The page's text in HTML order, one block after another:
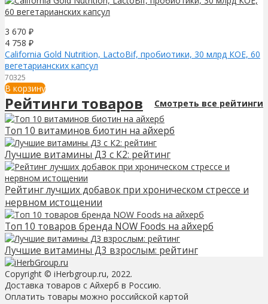
3 670 ₽
4 758 ₽
California Gold Nutrition, LactoBif, пробиотики, 30 млрд КОЕ, 60
вегетарианских капсул
70325
В корзину
Рейтинги товаров Смотреть все рейтинги
Топ 10 витаминов биотин на айхерб
Лучшие витамины Д3 с К2: рейтинг
Рейтинг лучших добавок при хроническом стрессе и
нервном истощении
Топ 10 товаров бренда NOW Foods на айхерб
Лучшие витамины Д3 взрослым: рейтинг
Copyright © iHerbgroup.ru, 2022.
Доставка товаров с Айхерб в Россию.
Оплатить товары можно российской картой